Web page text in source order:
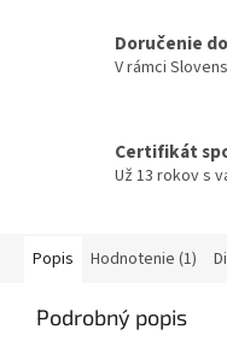
Doručenie
V rámci
Certifikát
Už 13 rokov s
Popis Hodnotenie (1)
Podrobný popis